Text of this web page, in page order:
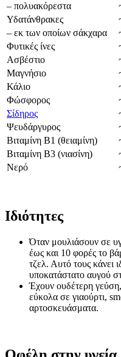
– πολυακόρεστα
Υδατάνθρακες
– εκ των οποίων σάκχαρα
Φυτικές ίνες
Ασβέστιο
Μαγνήσιο
Κάλιο
Φώσφορος
Σίδηρος
Ψευδάργυρος
Βιταμίνη B1 (θειαμίνη)
Βιταμίνη B3 (νιασίνη)
Νερό
Ιδιότητες
Όταν μουλιάσουν σε
έως και 10 φορές το
τζελ. Αυτό τους κάνει
υποκατάστατο αυγού
Έχουν ουδέτερη
εύκολα σε γιαούρτι,
αρτοσκευάσματα.